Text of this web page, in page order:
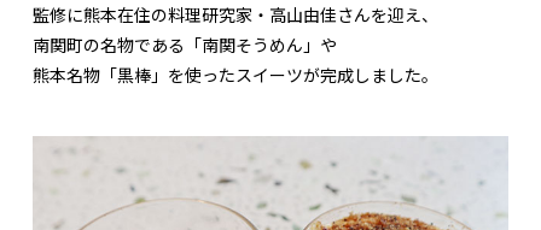
監修に熊本在住の料理研究家・高山由佳さんを迎え、
南関町の名物である「南関そうめん」や
熊本名物「黒棒」を使ったスイーツが完成しました。